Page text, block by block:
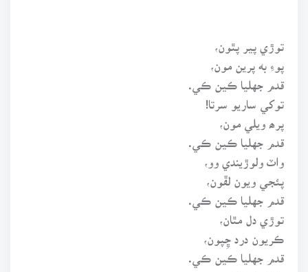
قدم جهليا ڪين ڪي.
توکي ساريو سرتا!
پرھ ويلي مون،
قدم جهليا ڪين ڪي.
واٽ ولوڙيندي وو،
پئجي ويون لڦون،
قدم جهليا ڪين ڪي.
توڙي دل مٿان،
قدم جهليا ڪين ڪي.